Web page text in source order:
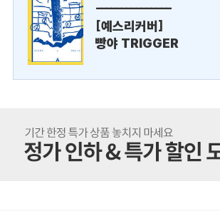
---------------
[예스리커버]
빵야 TRIGGER